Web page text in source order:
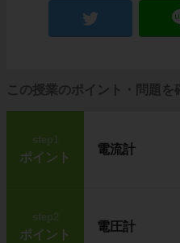
この授業のポイント・問題を
step1
ポイント
電流計
step2
ポイント
電圧計